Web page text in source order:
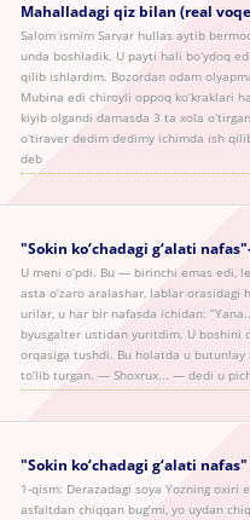
Mahalladagi qiz bilan (real
Salom ismim Sarvar hullas aytib
unda boshladik. U payti hali boʻydoq
qilib ishlardim. Bozordan odam
Mubina edi chiroyli oppoq koʻkraklari
kiyib olgandi damasda 3 ta xola
oʻtiraver dedim dedimy ichimda ish
deb
"Sokin ko‘chadagi g‘alati
U meni o‘pdi. Bu — birinchi emas edi,
asta o‘zaro aralashar, lablar
urilar, u har bir nafasda ichidan:
byusgalter ustidan yuritdim. U boshini
orqasiga tushdi. Bu holatda u butunlay
to‘lib turgan. — Shoxrux... — dedi u
"Sokin ko‘chadagi g‘alati nafas"
1-qism: Derazadagi soya Yozning oxiri
asfaltdan chiqqan bug‘mi, yo uydan